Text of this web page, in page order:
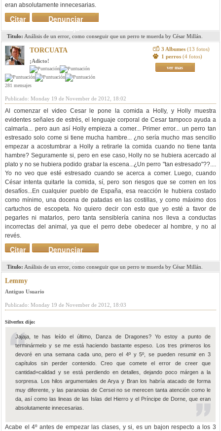
eran absolutamente innecesarias.
Denunciar
mensaje
Citar
Titulo: Análisis de un error, como conseguir que un perro te muerda by César Millán.
TORCUATA
¡Adicto!
281 mensajes
3 Albumes (13 fotos)
1 perros (4 fotos)
ver mas
Publicado: Monday 19 de November de 2012, 18:02
Al comenzar el video Cesar le pone la comida a Holly, y Holly muestra
evidentes señales de estrés, el lenguaje corporal de Cesar tampoco ayuda a
calmarla... pero aun así Holly empieza a comer... Primer error... un perro tan
estresado solo come si tiene mucha hambre... ¿no sería mucho mas sencillo
empezar a acostumbrar a Holly a retirarle la comida cuando no tiene tanta
hambre? Seguramente si, pero en ese caso, Holly no se hubiera acercado al
plato y no se hubiera podido grabar la escena...¿Un perro "tan estresado"??....
Yo no veo que esté estresado cuando se acerca a comer. Luego, cuando
César intenta quitarle la comida, sí, pero son riesgos que se corren en los
desafíos...En cualquier pueblo de España, esa reacción le hubiera costado
como mínimo, una docena de patadas en las costillas, y como máximo dos
cartuchos de escopeta. No quiero decir con esto que yo esté a favor de
pegarles ni matarlos, pero tanta sensiblería canina nos lleva a conductas
incorrectas del animal, ya que el perro debe obedecer al hombre, y no al
revés.
Denunciar
mensaje
Citar
Titulo: Análisis de un error, como conseguir que un perro te muerda by César Millán.
Lemmy
Antiguo Usuario
Publicado: Monday 19 de November de 2012, 18:03
Silverfox dijo:
Jajaja, te has leído el último, Danza de Dragones? Yo estoy a punto de
terminármelo y se me está haciendo bastante espeso. Los tres primeros los
devoré en una semana cada uno, pero el 4º y 5º, se pueden resumir en 3
capítulos sin perder contenido. Creo que comete el error de creer que
cantidad=calidad y se está perdiendo en detalles, dejando poco márgen a la
sorpresa. Los hilos argumentales de Arya y Bran los habría atacado de forma
muy diferente, y las paranoias de Cersei no se merecen tanta atención como le
da, así como las lineas de las Islas del Hierro y el Príncipe de Dorne, que eran
absolutamente innecesarias.
Acabe el 4º antes de empezar las clases, y si, es un bajon respecto a los 3